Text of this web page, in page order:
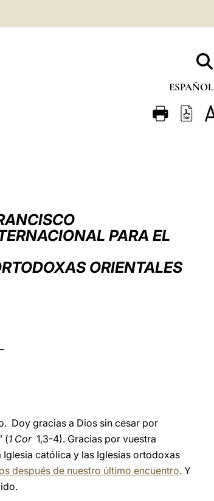
ESPAÑOL
FRANÇAIS
العربيّة
PARA EL
ORIENTALES
Doy gracias a Dios sin cesar por
(1 Cor1,3-4). Gracias por vuestra
católica y las Iglesias ortodoxas
después de nuestro último encuentro. Y